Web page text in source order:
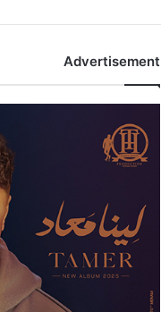
Advertisement